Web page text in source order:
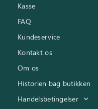
Kasse
FAQ
Kundeservice
Kontakt os
Om os
Historien bag butikken
Handelsbetingelser